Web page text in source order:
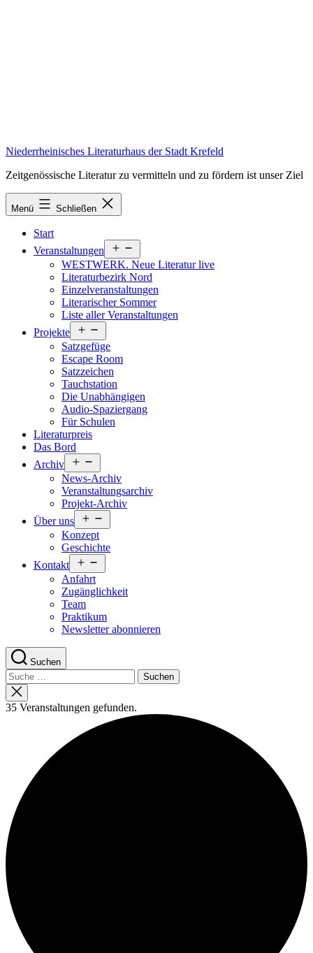
Niederrheinisches Literaturhaus der Stadt Krefeld
Zeitgenössische Literatur zu vermitteln und zu fördern ist unser Ziel
Menü Schließen
Start
Veranstaltungen
öffnen
WESTWERK. Neue Literatur live
Literaturbezirk Nord
Einzelveranstaltungen
Literarischer Sommer
Liste aller Veranstaltungen
Projekte
öffnen
Satzgefüge
Escape Room
Satzzeichen
Tauchstation
Die Unabhängigen
Audio-Spaziergang
Für Schulen
Literaturpreis
Das Bord
Archiv
öffnen
News-Archiv
Veranstaltungsarchiv
Projekt-Archiv
Über uns
öffnen
Konzept
Geschichte
Kontakt
öffnen
Anfahrt
Zugänglichkeit
Team
Praktikum
Newsletter abonnieren
Suchen
Suche
nach:
Suche
schließen
35 Veranstaltungen gefunden.